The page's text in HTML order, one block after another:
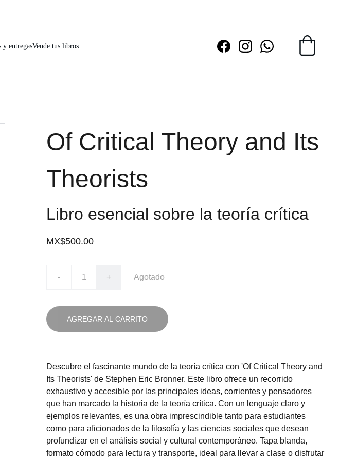
y entregasVende tus libros
Of Critical Theory and Its
Theorists
Libro esencial sobre la teoría crítica
MX$500.00
- + Agotado
AGREGAR AL CARRITO
Descubre el fascinante mundo de la teoría crítica con 'Of Critical Theory and
Its Theorists' de Stephen Eric Bronner. Este libro ofrece un recorrido
exhaustivo y accesible por las principales ideas, corrientes y pensadores
que han marcado la historia de la teoría crítica. Con un lenguaje claro y
ejemplos relevantes, es una obra imprescindible tanto para estudiantes
como para aficionados de la filosofía y las ciencias sociales que desean
profundizar en el análisis social y cultural contemporáneo. Tapa blanda,
formato cómodo para lectura y transporte, ideal para llevar a clase o disfrutar